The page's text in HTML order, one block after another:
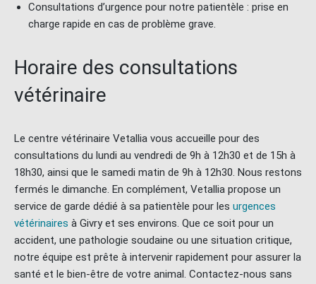
Consultations d’urgence pour notre patientèle : prise en
charge rapide en cas de problème grave.
Horaire des consultations
vétérinaire
Le centre vétérinaire Vetallia vous accueille pour des
consultations du lundi au vendredi de 9h à 12h30 et de 15h à
18h30, ainsi que le samedi matin de 9h à 12h30. Nous restons
fermés le dimanche. En complément, Vetallia propose un
service de garde dédié à sa patientèle pour les urgences
vétérinaires à Givry et ses environs. Que ce soit pour un
accident, une pathologie soudaine ou une situation critique,
notre équipe est prête à intervenir rapidement pour assurer la
santé et le bien-être de votre animal. Contactez-nous sans